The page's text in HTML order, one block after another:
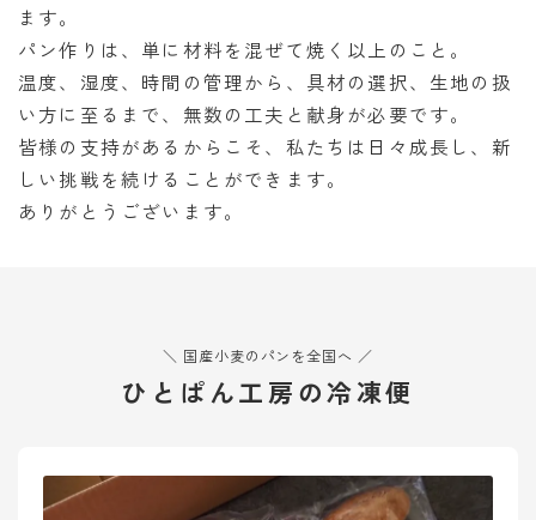
ます。
パン作りは、単に材料を混ぜて焼く以上のこと。
温度、湿度、時間の管理から、具材の選択、生地の扱
い方に至るまで、無数の工夫と献身が必要です。
皆様の支持があるからこそ、私たちは日々成長し、新
しい挑戦を続けることができます。
ありがとうございます。
＼ 国産小麦のパンを全国へ ／
ひとぱん工房の冷凍便